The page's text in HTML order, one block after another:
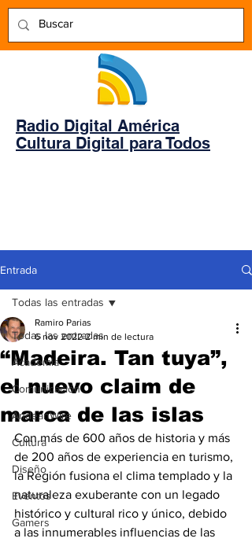
Radio Digital América
Cultura Digital para Todos
Entrada
Todas las entradas
Academia
Comunicación
AndeanWire
Cultura
Diseño
Eventos
Gamers
Todas las entradas
“Madeira. Tan tuya”,
el nuevo claim de
marca de las islas
Ramiro Parias
6 nov 2022 2 min de lectura
Con más de 600 años de historia y más
de 200 años de experiencia en turismo,
la Región fusiona el clima templado y la
naturaleza exuberante con un legado
histórico y cultural rico y único, debido
a las innumerables influencias de las